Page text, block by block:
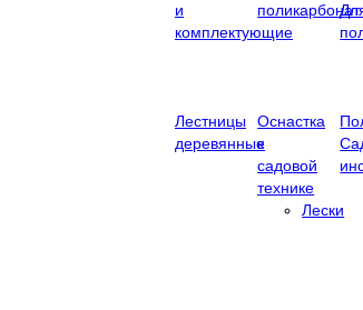
и
комплектующие
поликарбонат
Лестницы
деревянные
Оснастка
к
садовой
технике
Лески